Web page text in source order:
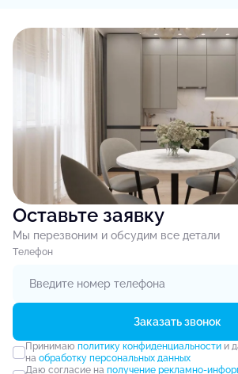
Оставьте заявку
Мы перезвоним и обсудим все детали
Tелефон
Заказать звонок
Принимаю политику конфиденциальностии
на обработку персональных данных
Даю согласие на получение рекламно-